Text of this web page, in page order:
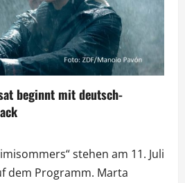
beginnt mit deutsch-
stehen am 11. Juli
dem Programm. Marta